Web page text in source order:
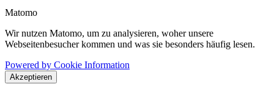
Matomo
Wir nutzen Matomo, um zu analysieren, woher unsere
Webseitenbesucher kommen und was sie besonders häufig lesen.
Powered by Cookie Information
Akzeptieren